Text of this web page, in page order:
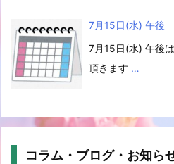
7月15日(水) 午後
7月15日(水) 午後
頂きます …
コラム・ブログ・お知ら